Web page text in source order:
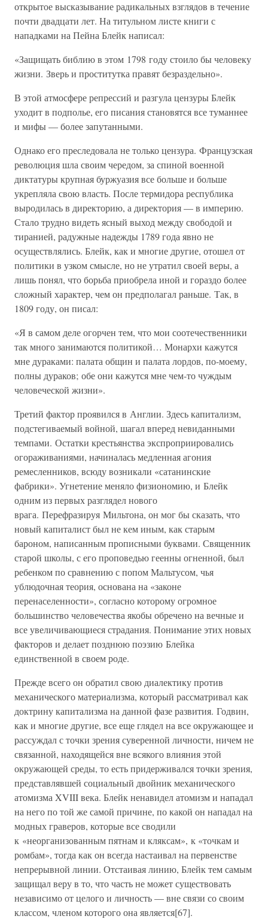
открытое высказывание радикальных взглядов в течение
почти двадцати лет. На титульном листе книги с
нападками на Пейна Блейк написал:
«Защищать библию в этом 1798 году стоило бы человеку
жизни. Зверь и проститутка правят безраздельно».
В этой атмосфере репрессий и разгула цензуры Блейк
уходит в подполье, его писания становятся все туманнее
и мифы — более запутанными.
Однако его преследовала не только цензура. Французская
революция шла своим чередом, за спиной военной
диктатуры крупная буржуазия все больше и больше
укрепляла свою власть. После термидора республика
выродилась в директорию, а директория — в империю.
Стало трудно видеть ясный выход между свободой и
тиранией, радужные надежды 1789 года явно не
осуществлялись. Блейк, как и многие другие, отошел от
политики в узком смысле, но не утратил своей веры, а
лишь понял, что борьба приобрела иной и гораздо более
сложный характер, чем он предполагал раньше. Так, в
1809 году, он писал:
«Я в самом деле огорчен тем, что мои соотечественники
так много занимаются политикой… Монархи кажутся
мне дураками: палата общин и палата лордов, по-моему,
полны дураков; обе они кажутся мне чем-то чуждым
человеческой жизни».
Третий фактор проявился в Англии. Здесь капитализм,
подстегиваемый войной, шагал вперед невиданными
темпами. Остатки крестьянства экспроприировались
огораживаниями, начиналась медленная агония
ремесленников, всюду возникали «сатанинские
фабрики». Угнетение меняло физиономию, и Блейк
одним из первых разглядел нового
врага. Перефразируя Мильтона, он мог бы сказать, что
новый капиталист был не кем иным, как старым
бароном, написанным прописными буквами. Священник
старой школы, с его проповедью геенны огненной, был
ребенком по сравнению с попом Мальтусом, чья
ублюдочная теория, основана на «законе
перенаселенности», согласно которому огромное
большинство человечества якобы обречено на вечные и
все увеличивающиеся страдания. Понимание этих новых
факторов и делает позднюю поэзию Блейка
единственной в своем роде.
Прежде всего он обратил свою диалектику против
механического материализма, который рассматривал как
доктрину капитализма на данной фазе развития. Годвин,
как и многие другие, все еще глядел на все окружающее и
рассуждал с точки зрения суверенной личности, ничем не
связанной, находящейся вне всякого влияния этой
окружающей среды, то есть придерживался точки зрения,
представлявшей социальный двойник механического
атомизма XVIII века. Блейк ненавидел атомизм и нападал
на него по той же самой причине, по какой он нападал на
модных граверов, которые все сводили
к «неорганизованным пятнам и кляксам», к «точкам и
ромбам», тогда как он всегда настаивал на первенстве
непрерывной линии. Отстаивая линию, Блейк тем самым
защищал веру в то, что часть не может существовать
независимо от целого и личность — вне связи со своим
классом, членом которого она является[67].